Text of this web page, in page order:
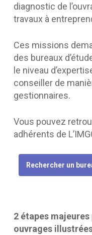
diagnostic de
travaux à
Ces missions
des bureaux
le niveau
conseiller de
gestionnaires.
Vous pouvez
adhérents de
Rechercher un
2 étapes
ouvrages